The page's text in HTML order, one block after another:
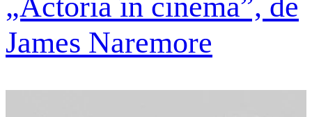
James Naremore